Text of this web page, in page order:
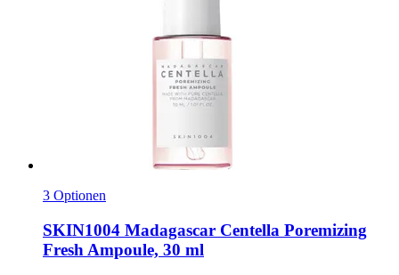
3 Optionen
SKIN1004 Madagascar Centella Poremizing
Fresh Ampoule, 30 ml